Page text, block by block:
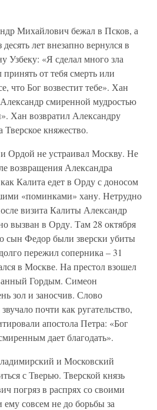
Михайлович бежал в Псков, а
лет внезапно вернулся в
Узбеку: «Я сделал много зла
от тебя смерть или
что Бог возвестит тебе». Хан
смиренной мудростью
Хан возвратил Александру
княжество.
Ордой не устраивал Москву. Не
возвращения Александра
Калита едет в Орду с доносом
«поминками» хану. Нетрудно
визита Калиты Александр
вызван в Орду. Там 28 октября
сын Федор были зверски убиты
пережил соперника – 31
в Москве. На престол взошел
Гордым. Симеон
зол и заносчив. Слово
почти как ругательство,
апостола Петра: «Бог
дает благодать».
и Московский
с Тверью. Тверской князь
погряз в распрях со своими
совсем не до борьбы за